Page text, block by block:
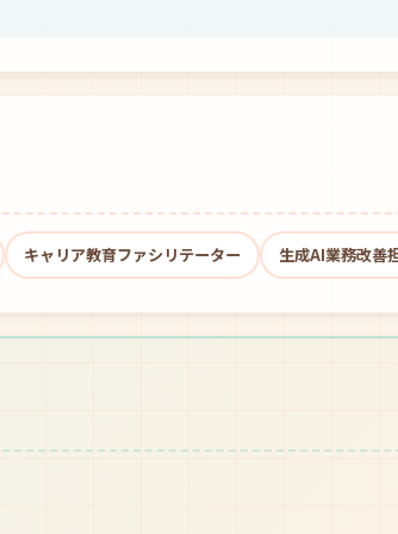
キャリア教育ファシリテーター 生成AI業務改善